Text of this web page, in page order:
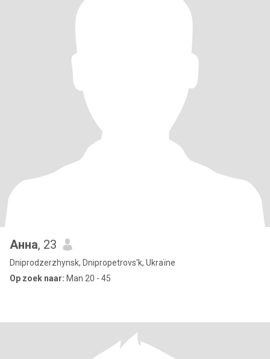
Анна, 23
Dniprodzerzhynsk, Dnipropetrovs'k, Ukraïne
Op zoek naar: Man 20 - 45